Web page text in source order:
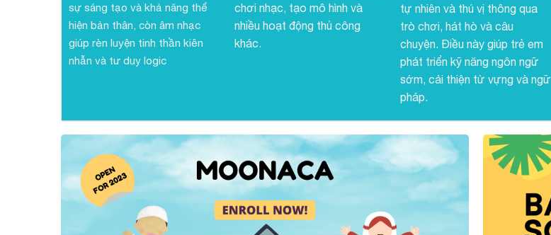
sự sáng tạo và khả năng thể
hiện bản thân, còn âm nhạc
giúp rèn luyện tinh thần kiên
nhẫn và tư duy logic
chơi nhạc, tạo mô hình và
nhiều hoạt động thủ công
khác.
tự nhiên và thú vị thông qua
trò chơi, hát hò và câu
chuyện. Điều này giúp trẻ em
phát triển kỹ năng ngôn ngữ
sớm, cải thiện từ vựng và ngữ
pháp.